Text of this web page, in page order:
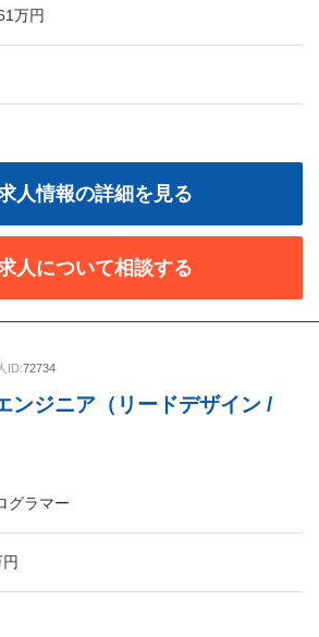
万円
人情報の詳細を見る
人について相談する
ID:72734
ンジニア（リードデザイン /
グラマー